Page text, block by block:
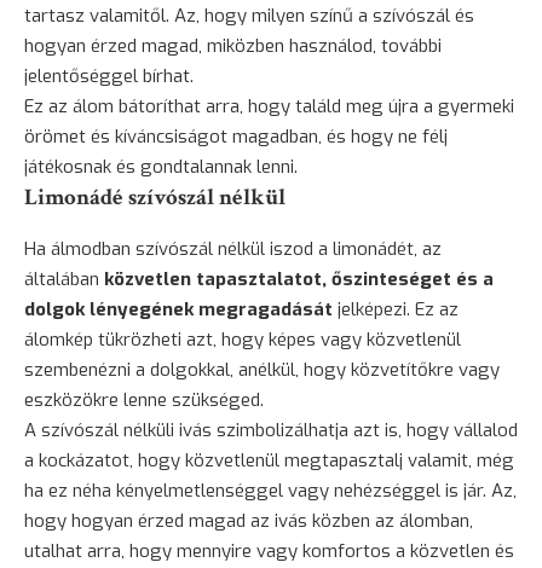
tartasz valamitől. Az, hogy milyen színű a szívószál és
hogyan érzed magad, miközben használod, további
jelentőséggel bírhat.
Ez az álom bátoríthat arra, hogy találd meg újra a gyermeki
örömet és kíváncsiságot magadban, és hogy ne félj
játékosnak és gondtalannak lenni.
Limonádé szívószál nélkül
Ha álmodban szívószál nélkül iszod a limonádét, az
általában közvetlen tapasztalatot, őszinteséget és a
dolgok lényegének megragadását jelképezi. Ez az
álomkép tükrözheti azt, hogy képes vagy közvetlenül
szembenézni a dolgokkal, anélkül, hogy közvetítőkre vagy
eszközökre lenne szükséged.
A szívószál nélküli ivás szimbolizálhatja azt is, hogy vállalod
a kockázatot, hogy közvetlenül megtapasztalj valamit, még
ha ez néha kényelmetlenséggel vagy nehézséggel is jár. Az,
hogy hogyan érzed magad az ivás közben az álomban,
utalhat arra, hogy mennyire vagy komfortos a közvetlen és